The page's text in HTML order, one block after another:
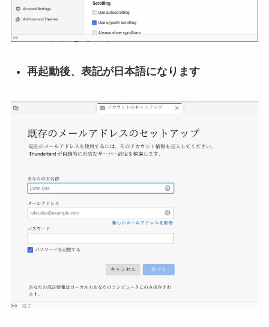
再起動後、表記が日本語になります